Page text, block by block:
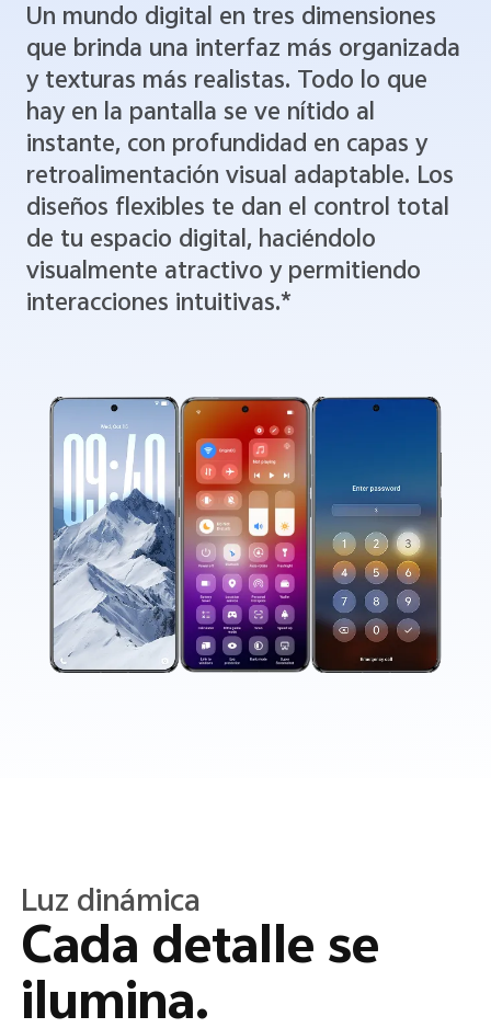
Un mundo digital en tres dimensiones
que brinda una interfaz más organizada
y texturas más realistas. Todo lo que
hay en la pantalla se ve nítido al
instante, con profundidad en capas y
retroalimentación visual adaptable. Los
diseños flexibles te dan el control total
de tu espacio digital, haciéndolo
visualmente atractivo y permitiendo
interacciones intuitivas.*
Color translúcido
Translucidez en
cada detalle.